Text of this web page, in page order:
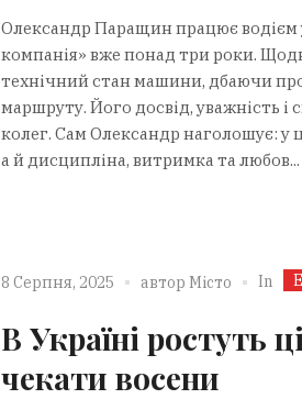
Олександр Паращин працює водієм
компанія» вже понад три роки.
технічний стан машини, дбаючи про
маршруту. Його досвід, уважність
колег. Сам Олександр наголошує: у
а й дисципліна, витримка та любов...
8 Серпня, 2025 автор Місто In
В Україні ростуть
чекати восени